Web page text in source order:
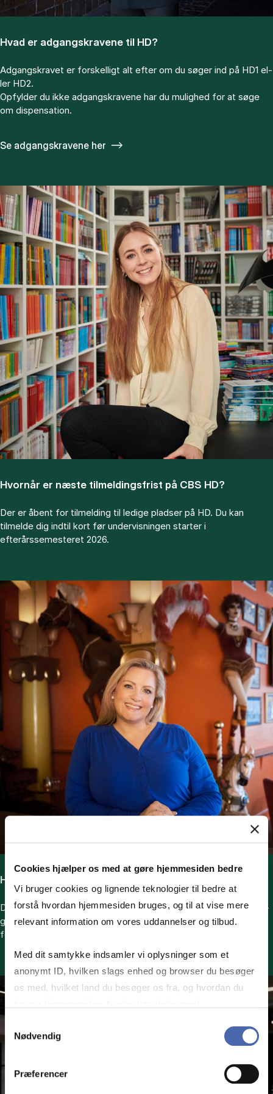
Cookies hjælper os med at gøre hjemmesiden bedre
Vi bruger cookies og lignende teknologier til bedre at
forstå hvordan hjemmesiden bruges, og til at vise mere
relevant information om vores uddannelser og tilbud.
Med dit samtykke indsamler vi oplysninger som et
anonymt ID, hvilken slags enhed og browser du besøger
os med, hvilket land du besøger os fra, og hvordan du
markedsføring. Du bestemmer selv - og kan altid trække
Nødvendig
Præferencer
Hvad er ad­gangs­kra­ve­ne til HD?
Ad­gangs­kra­vet er for­skel­ligt alt ef­ter om du sø­ger ind på HD1 el­
ler HD2.
Op­fyl­der du ikke ad­gangs­kra­ve­ne har du mu­lig­hed for at søge
om dis­pen­sa­tion.
Se adgangskravene her
Hvor­når er næ­ste til­mel­dings­frist på CBS HD?
Der er åbent for til­mel­ding til ledige pladser på HD. Du kan
tilmelde dig indtil kort før undervisningen starter i
efterårssemesteret 2026.
Hvor tids­kræ­ven­de er HD-ud­dan­nel­sen?
Du skal for­ven­te at bru­ge om­kring 20 ti­mer om ugen, hvis du ta­
ger HD på nor­me­ret tid. Tids­for­bru­get er in­klu­si­ve un­der­vis­ning,
for­be­re­del­se, grup­pe­ar­bej­de og ek­sa­men.